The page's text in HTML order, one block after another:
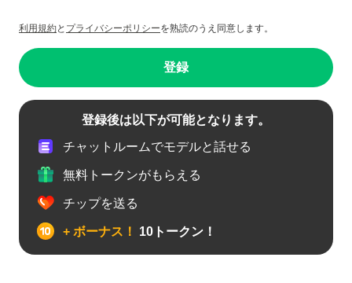
利用規約と プライバシーポリシーを熟読のうえ同意します。
登録
登録後は以下が可能となります。
チャットルームでモデルと話せる
無料トークンがもらえる
チップを送る
+ ボーナス！ 10トークン！